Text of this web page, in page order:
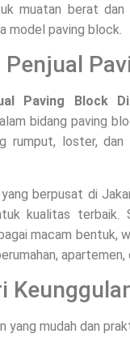
muatan berat dan
model paving block.
Paving Block
bidang paving
rumput, loster, dan
berpusat di
kualitas terbaik.
macam bentuk,
apartemen,
yang mudah dan